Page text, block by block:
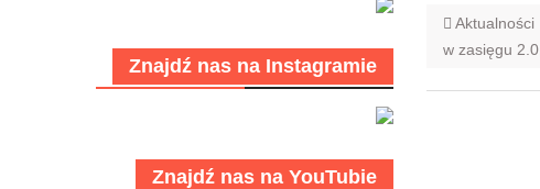
Aktualności
w zasięgu 2.0
Znajdź nas na Instagramie
Znajdź nas na YouTubie